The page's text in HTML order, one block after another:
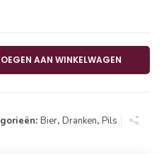
AAN WINKELWAGEN
Bier, Dranken, Pils